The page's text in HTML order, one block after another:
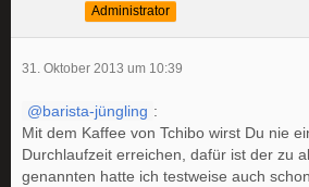
Administrator
31. Oktober 2013 um 10:39
barista-jüngling :
Mit dem Kaffee von Tchibo wirst Du nie
Durchlaufzeit erreichen, dafür ist der zu
genannten hatte ich testweise auch